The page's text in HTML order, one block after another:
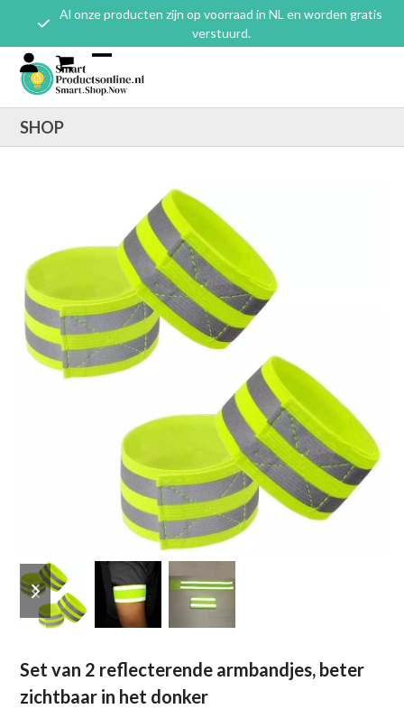
content
Al onze producten zijn op voorraad in NL en worden gratis
verstuurd.
Open mobile menu
Close mobile menu
SHOP
previous slide
next slide
Set van 2 reflecterende armbandjes, beter
zichtbaar in het donker